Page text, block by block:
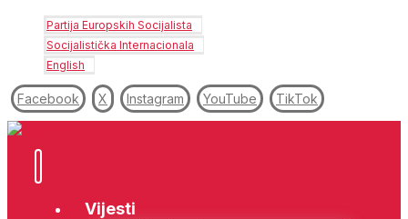
Partija Europskih Socijalista
Socijalistička Internacionala
English
Facebook X Instagram YouTube TikTok
Vijesti